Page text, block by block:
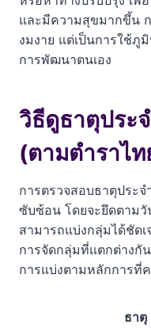
และมีความสุขมากขึ้น ก
งมงาย แต่เป็นการใช้ภู
การพัฒนาตนเอง
วิธีดูธาตุประ
(ตามตำราไท
การตรวจสอบธาตุประ
ซับซ้อน โดยจะยึดตามวั
สามารถแบ่งกลุ่มได้ชัด
การจัดกลุ่มที่แตกต่างกั
การแบ่งตามหลักการที่
ธาตุ